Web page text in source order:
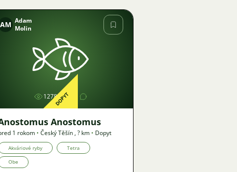
Obrázok
AM Adam
Molin
1278DOPYT
Anostomus
1 rokom • Český Těšín ,? km • Dopyt
Akváriové ryby Tetra
Obe